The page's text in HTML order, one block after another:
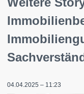
04.04.2025 – 11:23